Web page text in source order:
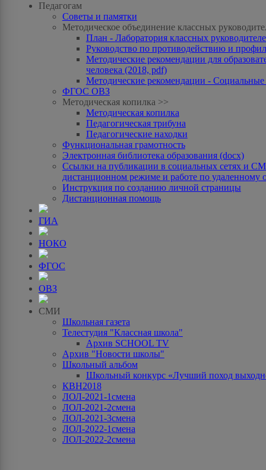
Педагогам
Советы и памятки
Методическое объединение классных
План - Лаборатория классных
Руководство по противодействию и
Методические рекомендации для
человека (2018, pdf)
Методические рекомендации -
ФГОС ОВЗ
Методическая копилка >>
Методическая копилка
Педагогическая трибуна
Педагогические находки
Функциональная грамотность
Электронная библиотека образования (docx)
Ссылки на публикации в социальных сетях и
дистанционном режиме и работе по удаленному
Инструкция по созданию личной страницы
Дистанционная помощь
ГИА
НОКО
ФГОС
ОВЗ
СМИ
Школьная газета
Телестудия "Классная школа"
Архив SCHOOL TV
Архив "Новости школы"
Школьный альбом
Школьный конкурс «Лучший поход
КВН2018
ЛОЛ-2021-1смена
ЛОЛ-2021-2смена
ЛОЛ-2021-3смена
ЛОЛ-2022-1смена
ЛОЛ-2022-2смена